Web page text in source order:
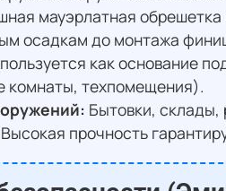
мауэрлатная
осадкам до монтажа
как основание
комнаты, техпомещения).
Бытовки,
Высокая прочность